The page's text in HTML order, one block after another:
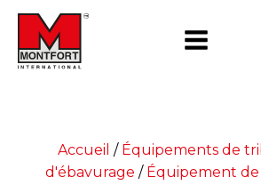
Accueil / Équipements de
d'ébavurage / Équipement